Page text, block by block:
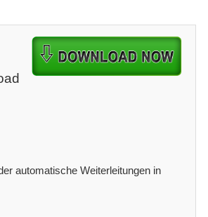
automatische Weiterleitungen in